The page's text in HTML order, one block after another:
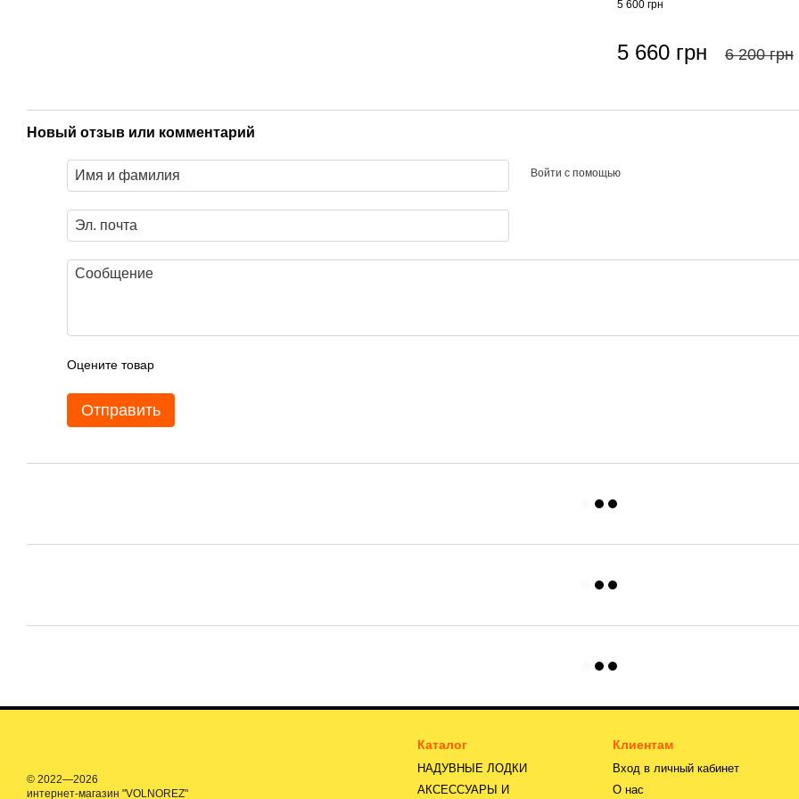
5 600 грн
5 660 грн 6 200 грн
Новый отзыв или комментарий
Войти с помощью
Оцените товар
Отправить
© 2022—2026
интернет-магазин "VOLNOREZ"
Каталог
НАДУВНЫЕ ЛОДКИ
АКСЕССУАРЫ И
Клиентам
Вход в личный кабинет
О нас